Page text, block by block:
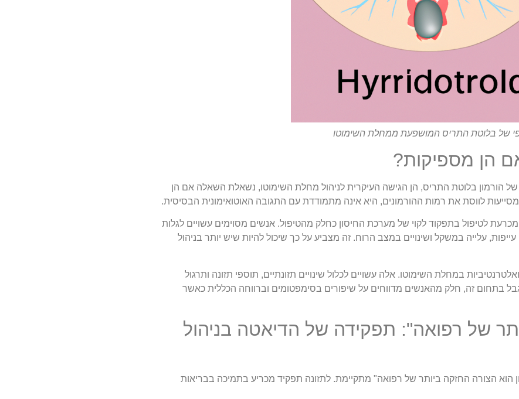
של בלוטת התריס המושפעת ממחלת השימוטו
הן מספיקות?
של הורמון בלוטת התריס, הן הגישה העיקרית לניהול מחלת השימוטו, נשאלת השאלה אם הן
לווסת את רמות ההורמונים, היא אינה מתמודדת עם התגובה האוטואימונית הבסיסית.
לטיפול בתפקוד לקוי של מערכת החיסון כחלק מהטיפול. אנשים מסוימים עשויים לגלות
עלייה במשקל ושינויים במצב הרוח. זה מצביע על כך שיכול להיות שיש יותר בניהול
במחלת השימוטו. אלה עשויים לכלול שינויים תזונתיים, תוספי תזונה ותרגול
בתחום זה, חלק מהאנשים מדווחים על שיפורים בסימפטומים וברווחה הכללית כאשר
של רפואה": תפקידה של הדיאטה בניהול
הוא הצורה החזקה ביותר של רפואה" מתקיימת. לתזונה תפקיד מכריע בתמיכה בבריאות